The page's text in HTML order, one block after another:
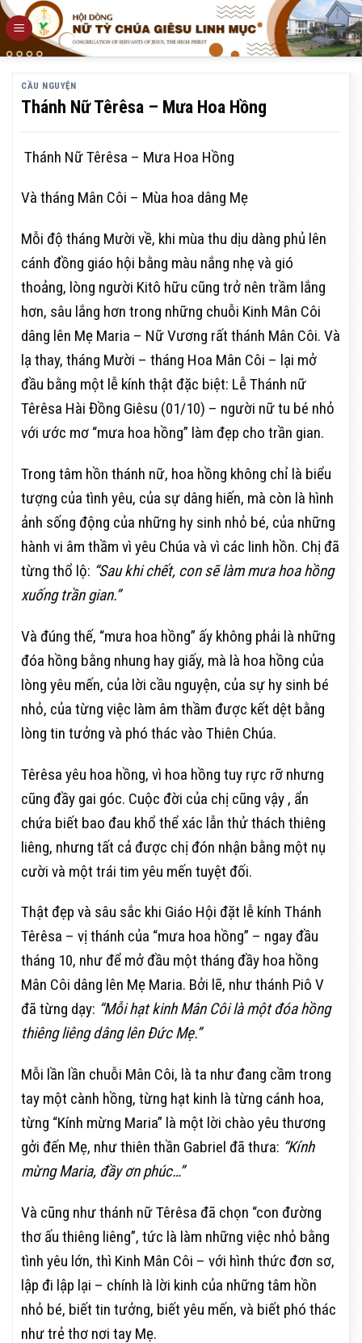
Skip
to
content
CẦU NGUYỆN
Thánh Nữ Têrêsa – Mưa Hoa Hồng
Thánh Nữ Têrêsa – Mưa Hoa Hồng
Và tháng Mân Côi – Mùa hoa dâng Mẹ
Mỗi độ tháng Mười về, khi mùa thu dịu dàng phủ lên
cánh đồng giáo hội bằng màu nắng nhẹ và gió
thoảng, lòng người Kitô hữu cũng trở nên trầm lắng
hơn, sâu lắng hơn trong những chuỗi Kinh Mân Côi
dâng lên Mẹ Maria – Nữ Vương rất thánh Mân Côi. Và
lạ thay, tháng Mười – tháng Hoa Mân Côi – lại mở
đầu bằng một lễ kính thật đặc biệt: Lễ Thánh nữ
Têrêsa Hài Đồng Giêsu (01/10) – người nữ tu bé nhỏ
với ước mơ “mưa hoa hồng” làm đẹp cho trần gian.
Trong tâm hồn thánh nữ, hoa hồng không chỉ là biểu
tượng của tình yêu, của sự dâng hiến, mà còn là hình
ảnh sống động của những hy sinh nhỏ bé, của những
hành vi âm thầm vì yêu Chúa và vì các linh hồn. Chị đã
từng thổ lộ: “Sau khi chết, con sẽ làm mưa hoa hồng
xuống trần gian.”
Và đúng thế, “mưa hoa hồng” ấy không phải là những
đóa hồng bằng nhung hay giấy, mà là hoa hồng của
lòng yêu mến, của lời cầu nguyện, của sự hy sinh bé
nhỏ, của từng việc làm âm thầm được kết dệt bằng
lòng tin tưởng và phó thác vào Thiên Chúa.
Têrêsa yêu hoa hồng, vì hoa hồng tuy rực rỡ nhưng
cũng đầy gai góc. Cuộc đời của chị cũng vậy , ẩn
chứa biết bao đau khổ thể xác lẫn thử thách thiêng
liêng, nhưng tất cả được chị đón nhận bằng một nụ
cười và một trái tim yêu mến tuyệt đối.
Thật đẹp và sâu sắc khi Giáo Hội đặt lễ kính Thánh
Têrêsa – vị thánh của “mưa hoa hồng” – ngay đầu
tháng 10, như để mở đầu một tháng đầy hoa hồng
Mân Côi dâng lên Mẹ Maria. Bởi lẽ, như thánh Piô V
đã từng dạy: “Mỗi hạt kinh Mân Côi là một đóa hồng
thiêng liêng dâng lên Đức Mẹ.”
Mỗi lần lần chuỗi Mân Côi, là ta như đang cầm trong
tay một cành hồng, từng hạt kinh là từng cánh hoa,
từng “Kính mừng Maria” là một lời chào yêu thương
gởi đến Mẹ, như thiên thần Gabriel đã thưa: “Kính
mừng Maria, đầy ơn phúc…”
Và cũng như thánh nữ Têrêsa đã chọn “con đường
thơ ấu thiêng liêng”, tức là làm những việc nhỏ bằng
tình yêu lớn, thì Kinh Mân Côi – với hình thức đơn sơ,
lập đi lập lại – chính là lời kinh của những tâm hồn
nhỏ bé, biết tin tưởng, biết yêu mến, và biết phó thác
như trẻ thơ nơi tay Mẹ.